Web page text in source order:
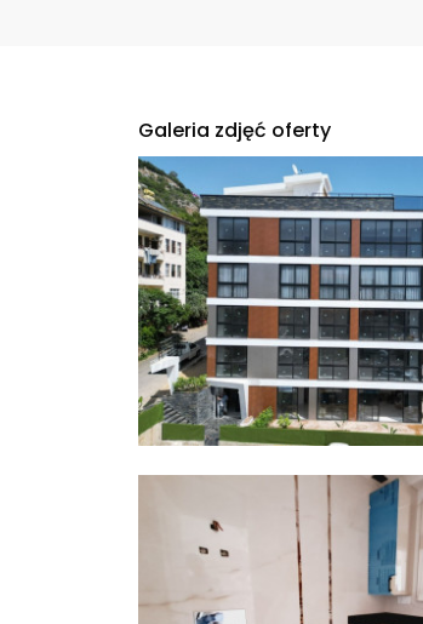
Galeria zdjęć oferty